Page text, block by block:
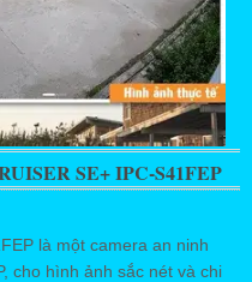
SE+ IPC-S41FEP
là một camera an ninh
cho hình ảnh sắc nét và chi